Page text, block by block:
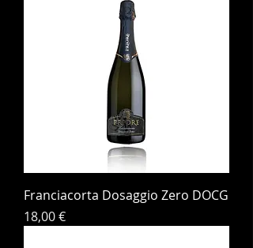
Franciacorta Dosaggio Zero DOCG
Prezzo
18,00 €